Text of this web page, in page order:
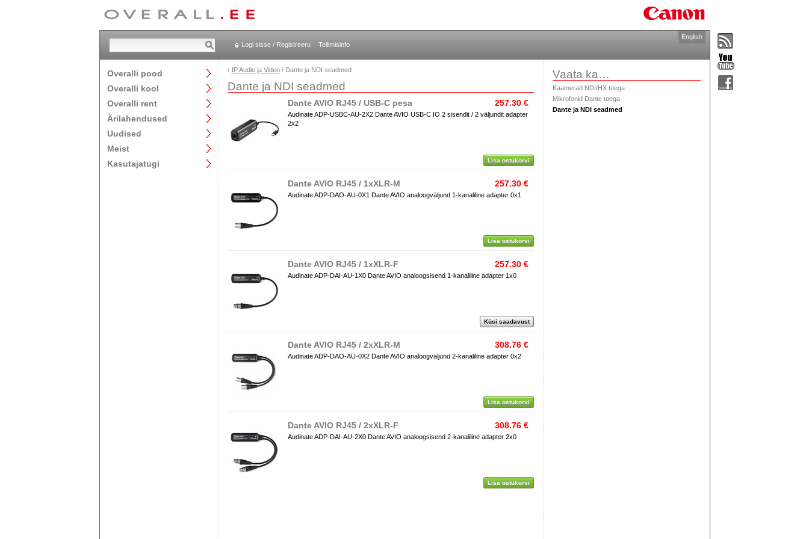
Logi sisse / Registreeru Tellimisinfo
English
Overalli pood
Overalli kool
Overalli rent
Ärilahendused
Uudised
Meist
Kasutajatugi
› IP Audio ja Video/ Dante ja NDI seadmed
Dante ja NDI seadmed
Dante AVIO RJ45 / USB-C pesa 257.30 €
Audinate ADP-USBC-AU-2X2 Dante AVIO USB-C IO 2 sisendit / 2 väljundit adapter
2x2
Lisa ostukorvi
Dante AVIO RJ45 / 1xXLR-M 257.30 €
Audinate ADP-DAO-AU-0X1 Dante AVIO analoogväljund 1-kanaliline adapter 0x1
Lisa ostukorvi
Dante AVIO RJ45 / 1xXLR-F 257.30 €
Audinate ADP-DAI-AU-1X0 Dante AVIO analoogsisend 1-kanaliline adapter 1x0
Küsi saadavust
Dante AVIO RJ45 / 2xXLR-M 308.76 €
Audinate ADP-DAO-AU-0X2 Dante AVIO analoogväljund 2-kanaliline adapter 0x2
Lisa ostukorvi
Dante AVIO RJ45 / 2xXLR-F 308.76 €
Audinate ADP-DAI-AU-2X0 Dante AVIO analoogsisend 2-kanaliline adapter 2x0
Lisa ostukorvi
Vaata ka…
Kaamerad NDI/HX toega
Mikrofonid Dante toega
Dante ja NDI seadmed